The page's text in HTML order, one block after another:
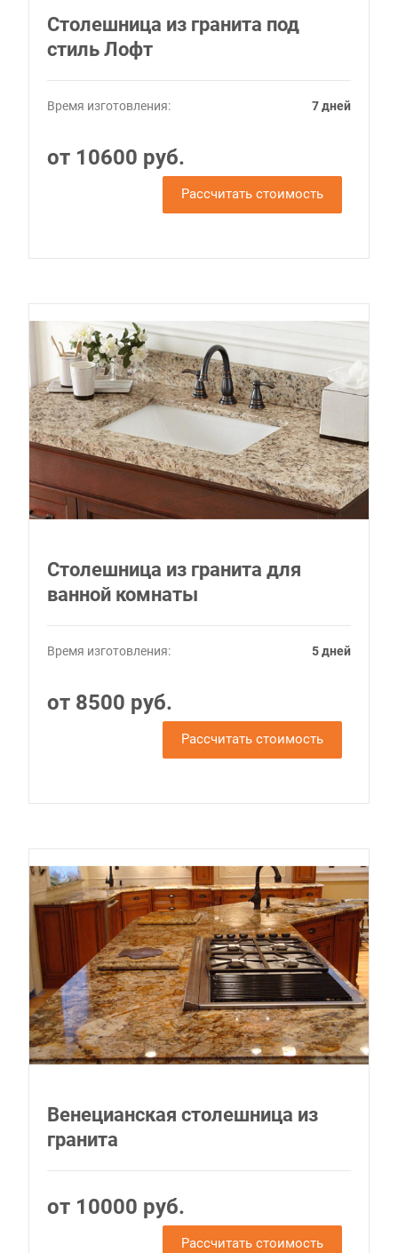
Столешница из гранита под
стиль Лофт
Время изготовления: 7 дней
от 10600 руб.
Рассчитать стоимость
Столешница из гранита для
ванной комнаты
Время изготовления: 5 дней
от 8500 руб.
Рассчитать стоимость
Венецианская столешница из
гранита
от 10000 руб.
Рассчитать стоимость